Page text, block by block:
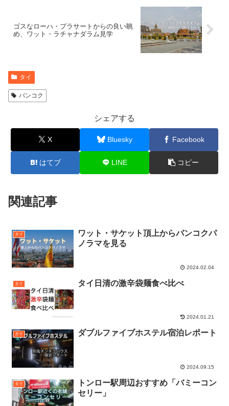
ゴスなローハ・プラサートからの良い眺
め、ワット・ラチャナダラム見学
タイ
バンコク
シェアする
X Bluesky Facebook
はてブ LINE コピー
関連記事
タイ
ワット・サケット頂上からバンコクパ
ノラマを見る
2024.02.04
タイ タイ日清の激辛袋麺食べ比べ
2024.01.21
タイ ダブルファイブホステル宿泊レポート
2024.09.15
タイ
トンロー駅周辺おすすめ「バミーコン
セリー」